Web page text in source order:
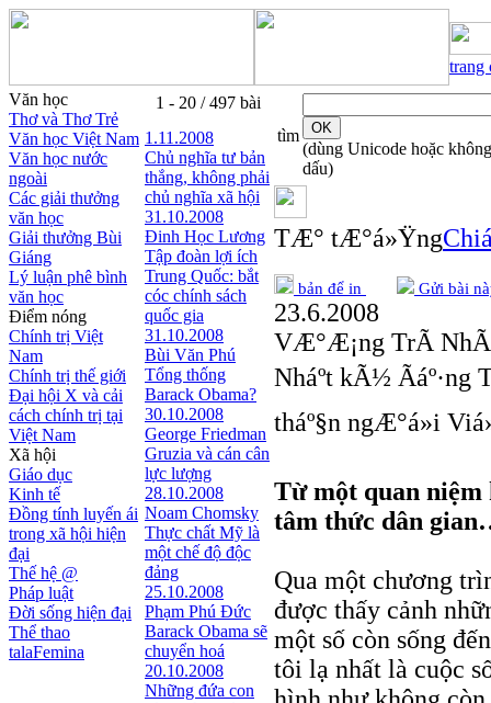
trang
Văn học
Thơ và Thơ Trẻ
Văn học Việt Nam
Văn học nước
ngoài
Các giải thưởng
văn học
Giải thưởng Bùi
Giáng
Lý luận phê bình
văn học
Điểm nóng
Chính trị Việt
Nam
Chính trị thế giới
Đại hội X và cải
cách chính trị tại
Việt Nam
Xã hội
Giáo dục
Kinh tế
Đồng tính luyến ái
trong xã hội hiện
đại
Thế hệ @
Pháp luật
Đời sống hiện đại
Thể thao
talaFemina
1 - 20 / 497 bài
1.11.2008
Chủ nghĩa tư bản
thắng, không phải
chủ nghĩa xã hội
31.10.2008
Đinh Học Lương
Tập đoàn lợi ích
Trung Quốc: bắt
cóc chính sách
quốc gia
31.10.2008
Bùi Văn Phú
Tổng thống
Barack Obama?
30.10.2008
George Friedman
Gruzia và cán cân
lực lượng
28.10.2008
Noam Chomsky
Thực chất Mỹ là
một chế độ độc
đảng
25.10.2008
Phạm Phú Đức
Barack Obama sẽ
chuyển hoá
20.10.2008
Những đứa con
tìm
(dùng Unicode hoặc không
dấu)
TÆ° tÆ°á»Ÿng
bản để in Gửi bài
23.6.2008
VÆ°Æ¡ng TrÃ­
Nháº­t kÃ½ Ãáº·ng
tháº§n ngÆ°á»i
Từ một quan
tâm thức dân
Qua một chương
được thấy cảnh
một số còn sống
tôi lạ nhất là cuộc